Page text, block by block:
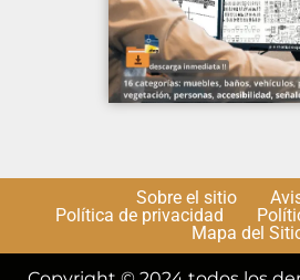
Sobre el sitio
Política de privacidad
Mapa del